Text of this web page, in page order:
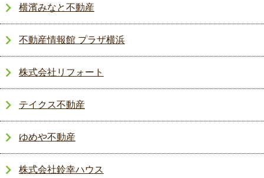
横濱みなと不動産
不動産情報館 プラザ横浜
株式会社リフォート
テイクス不動産
ゆめや不動産
株式会社鈴幸ハウス